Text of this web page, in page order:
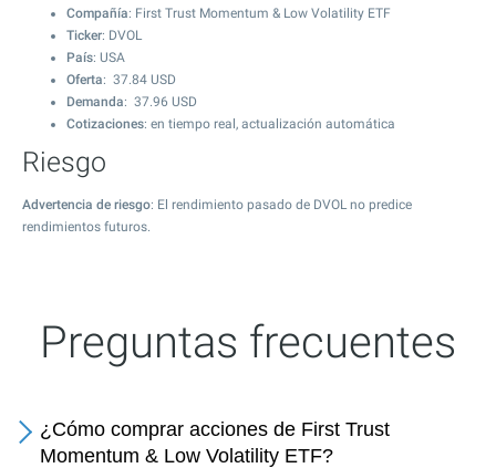
Compañía: First Trust Momentum & Low Volatility ETF
Ticker: DVOL
País: USA
Oferta: 37.84 USD
Demanda: 37.96 USD
Cotizaciones: en tiempo real, actualización automática
Riesgo
Advertencia de riesgo: El rendimiento pasado de DVOL no predice
rendimientos futuros.
Preguntas frecuentes
¿Cómo comprar acciones de First Trust
Momentum & Low Volatility ETF?